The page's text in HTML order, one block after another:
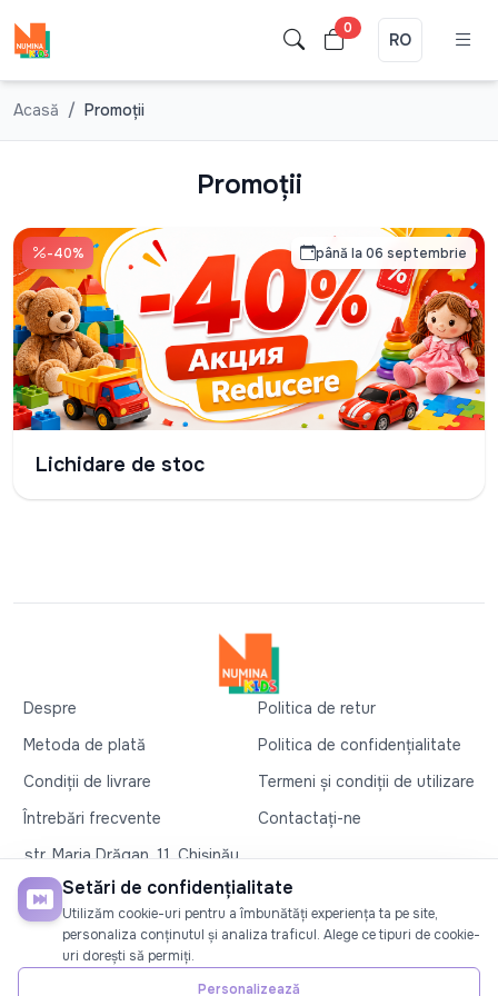
0
RO
Acasă Promoții
Promoții
-40% până la 06 septembrie
Lichidare de stoc
Despre
Politica de retur
Metoda de plată
Politica de confidențialitate
Condiții de livrare
Termeni și condiții de utilizare
Întrebări frecvente
Contactați-ne
str. Maria Drăgan, 11, Chișinău
+37360327279
©2026Numina Kids. Toate drepturile rezervate
SOCIAL
Setări de confidențialitate
Utilizăm cookie-uri pentru a îmbunătăți experiența ta pe site,
personaliza conținutul și analiza traficul. Alege ce tipuri de cookie-
uri dorești să permiți.
Personalizează